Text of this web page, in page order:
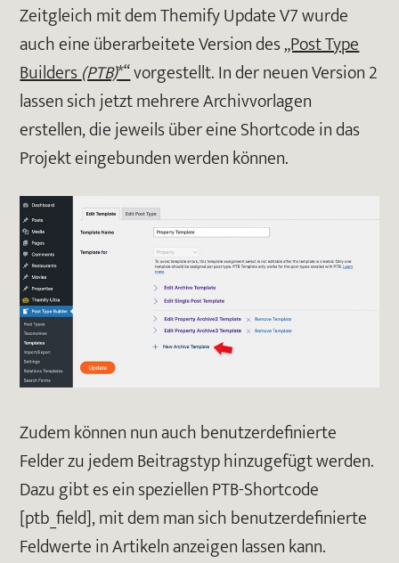
Zeitgleich mit dem Themify Update V7 wurde
auch eine überarbeitete Version des„Post Type
Builders(PTB)*“vorgestellt. In der neuen Version 2
lassen sich jetzt mehrere Archivvorlagen
erstellen, die jeweils über eine Shortcode in das
Projekt eingebunden werden können.
Zudem können nun auch benutzerdefinierte
Felder zu jedem Beitragstyp hinzugefügt werden.
Dazu gibt es ein speziellen PTB-Shortcode
[ptb_field], mit dem man sich benutzerdefinierte
Feldwerte in Artikeln anzeigen lassen kann.